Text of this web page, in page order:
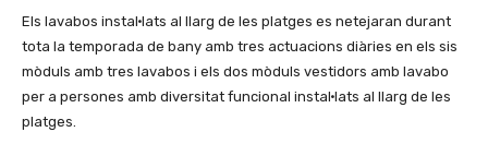
Els lavabos instal·lats al llarg de les platges es netejaran durant
tota la temporada de bany amb tres actuacions diàries en els sis
mòduls amb tres lavabos i els dos mòduls vestidors amb lavabo
per a persones amb diversitat funcional instal·lats al llarg de les
platges.